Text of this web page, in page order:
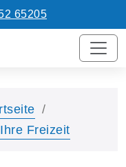
65205
Freizeit